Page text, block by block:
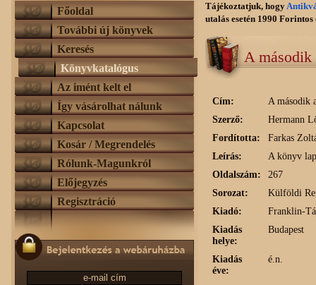
Főoldal
További új könyvek
Keresés
Könyvkatalógus
Az imént kelt el
Így vásárolhat nálunk
Kapcsolat
Kosár / Megrendelés
Rólunk-Magunkról
Előjegyzés
Regisztráció
Tájékoztatjuk, hogy
utalás esetén 1990
A
Cím:
A második
Szerző:
Hermann
Fordította:
Farkas
Leírás:
A könyv
Oldalszám:
267
Sorozat:
Külföldi
Kiadó:
Franklin-
Kiadás
helye:
Budapest
Kiadás
éve:
é.n.